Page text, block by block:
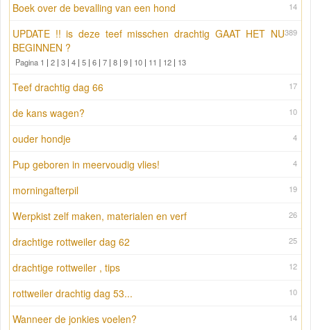
14
Boek over de bevalling van een hond
389
UPDATE !! is deze teef misschen drachtig GAAT HET NU
BEGINNEN ?
Pagina 1 | 2 | 3 | 4 | 5 | 6 | 7 | 8 | 9 | 10 | 11 | 12 | 13
17
Teef drachtig dag 66
10
de kans wagen?
4
ouder hondje
4
Pup geboren in meervoudig vlies!
19
morningafterpil
26
Werpkist zelf maken, materialen en verf
25
drachtige rottweiler dag 62
12
drachtige rottweiler , tips
10
rottweiler drachtig dag 53...
14
Wanneer de jonkies voelen?